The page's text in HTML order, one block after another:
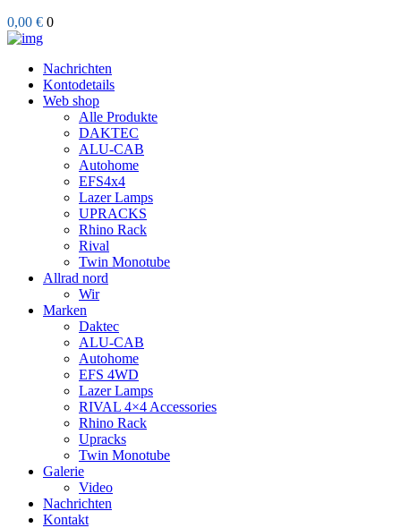
0,00 € 0
Nachrichten
Kontodetails
Web shop
Alle Produkte
DAKTEC
ALU-CAB
Autohome
EFS4x4
Lazer Lamps
UPRACKS
Rhino Rack
Rival
Twin Monotube
Allrad nord
Wir
Marken
Daktec
ALU-CAB
Autohome
EFS 4WD
Lazer Lamps
RIVAL 4×4 Accessories
Rhino Rack
Upracks
Twin Monotube
Galerie
Video
Nachrichten
Kontakt